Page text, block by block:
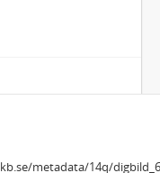
metadata/14q/